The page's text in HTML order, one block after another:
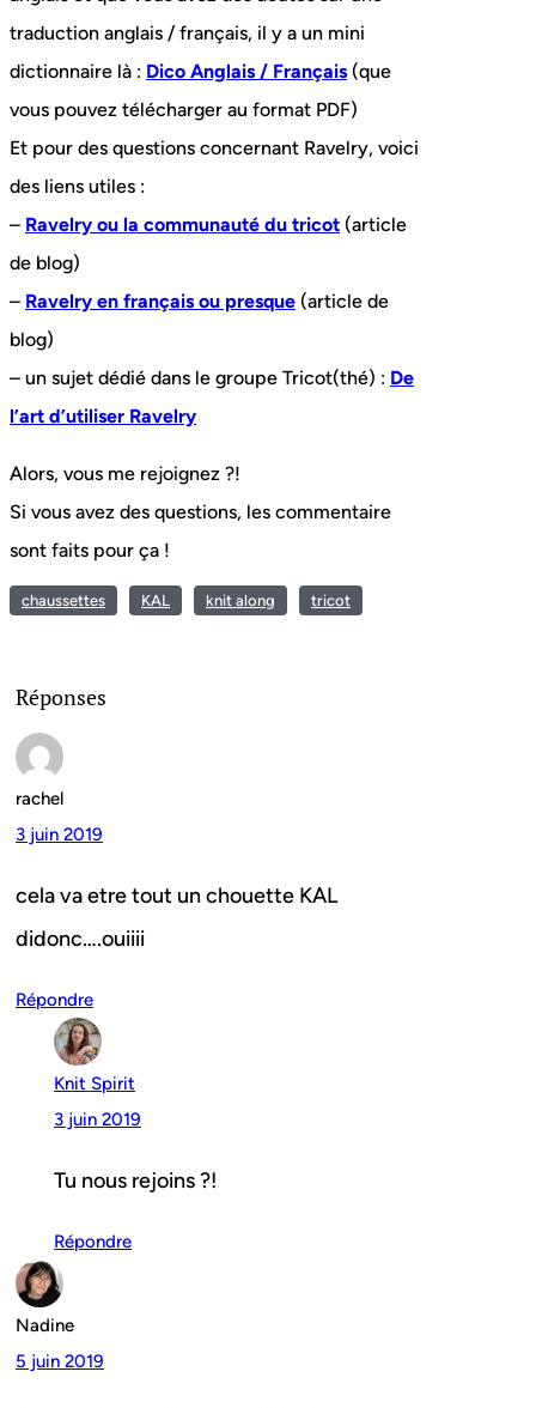
traduction anglais / français, il y a un mini
dictionnaire là : Dico Anglais / Français (que
vous pouvez télécharger au format PDF)
Et pour des questions concernant Ravelry, voici
des liens utiles :
– Ravelry ou la communauté du tricot (article
de blog)
– Ravelry en français ou presque (article de
blog)
– un sujet dédié dans le groupe Tricot(thé) : De
l’art d’utiliser Ravelry
Alors, vous me rejoignez ?!
Si vous avez des questions, les commentaire
sont faits pour ça !
chaussettes KAL knit along tricot
Réponses
rachel
3 juin 2019
cela va etre tout un chouette KAL
didonc….ouiiii
Répondre
Knit Spirit
3 juin 2019
Tu nous rejoins ?!
Répondre
Nadine
5 juin 2019